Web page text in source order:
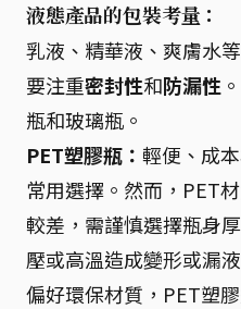
液態產品的包裝考量：
乳液、精華液、爽膚水
要注重密封性和防漏性
瓶和玻璃瓶。
PET塑膠瓶： 輕便、成
常用選擇。然而，PET
較差，需謹慎選擇瓶身
壓或高溫造成變形或漏
偏好環保材質，PET塑